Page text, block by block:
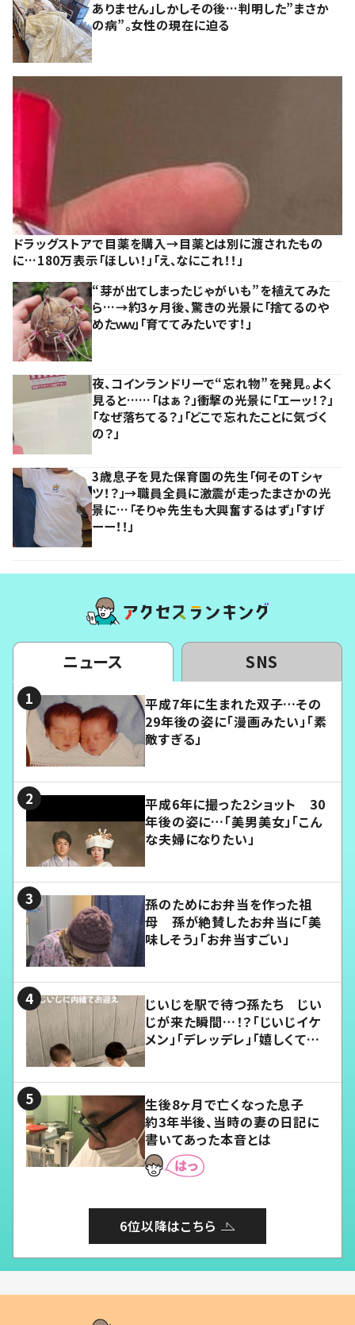
ありません」しかしその後…判明した”まさか
の病”。女性の現在に迫る
ドラッグストアで目薬を購入→目薬とは別に渡されたもの
に…180万表示「ほしい！」「え、なにこれ！！」
“芽が出てしまったじゃがいも”を植えてみた
ら…→約3ヶ月後、驚きの光景に「捨てるのや
めたｗｗ」「育ててみたいです！」
夜、コインランドリーで“忘れ物”を発見。よく
見ると……「はぁ？」衝撃の光景に「エーッ！？」
「なぜ落ちてる？」「どこで忘れたことに気づく
の？」
3歳息子を見た保育園の先生「何そのTシャ
ツ！？」→職員全員に激震が走ったまさかの光
景に…「そりゃ先生も大興奮するはず」「すげ
ーー！！」
ニュース SNS
平成7年に生まれた双子…その
29年後の姿に「漫画みたい」「素
敵すぎる」
平成6年に撮った2ショット 30
年後の姿に…「美男美女」「こん
な夫婦になりたい」
孫のためにお弁当を作った祖
母 孫が絶賛したお弁当に「美
味しそう」「お弁当すごい」
じいじを駅で待つ孫たち じい
じが来た瞬間…！？「じいじイケ
メン」「デレッデレ」「嬉しくて可
生後8ヶ月で亡くなった息子
約3年半後、当時の妻の日記に
書いてあった本音とは
6位以降はこちら